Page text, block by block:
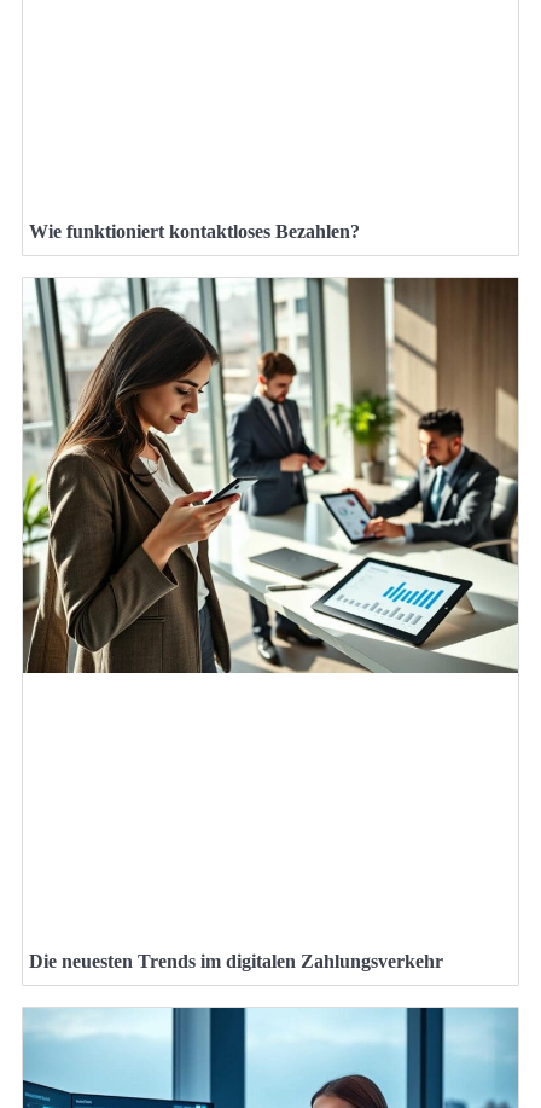
Wie funktioniert kontaktloses Bezahlen?
Die neuesten Trends im digitalen Zahlungsverkehr